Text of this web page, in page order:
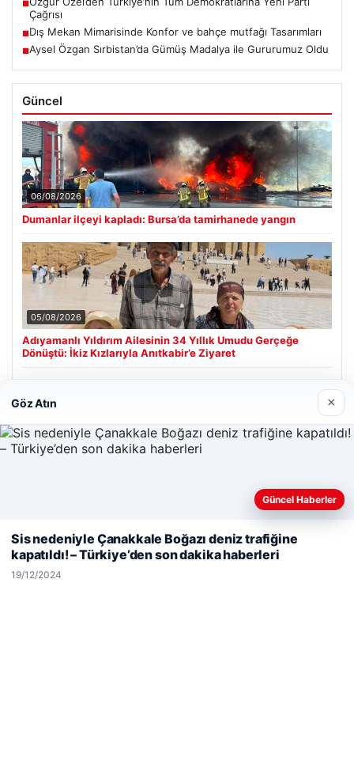
■
Çağrısı
■Dış Mekan Mimarisinde Konfor ve bahçe mutfağı Tasarımları
■Aysel Özgan Sırbistan’da Gümüş Madalya ile Gururumuz Oldu
Güncel
06/08/2026
Dumanlar ilçeyi kapladı: Bursa’da tamirhanede yangın
05/08/2026
Adıyamanlı Yıldırım Ailesinin 34 Yıllık Umudu Gerçeğe
Dönüştü: İkiz Kızlarıyla Anıtkabir’e Ziyaret
Hastaş Beton
Web sitemizi nasıl kullandığınızı daha iyi anlayabilmek,
kullanıyoruz.Çerez Politikamız
Kabul Et
Göz Atın ×
Güncel Haberler
Sis nedeniyle Çanakkale Boğazı deniz trafiğine
kapatıldı! – Türkiye’den son dakika haberleri
19/12/2024